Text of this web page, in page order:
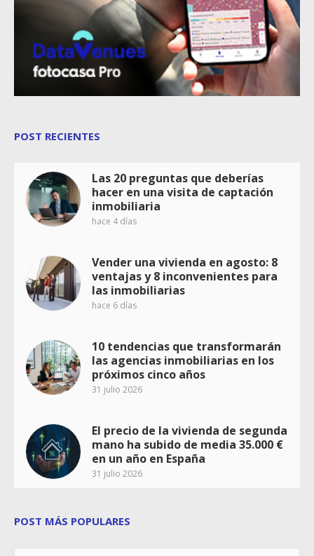
POST RECIENTES
Las 20 preguntas que deberías
hacer en una visita de captación
inmobiliaria
hace 4 días
Vender una vivienda en agosto: 8
ventajas y 8 inconvenientes para
las inmobiliarias
hace 6 días
10 tendencias que transformarán
las agencias inmobiliarias en los
próximos cinco años
31 julio 2026
El precio de la vivienda de segunda
mano ha subido de media 35.000 €
en un año en España
31 julio 2026
POST MÁS POPULARES